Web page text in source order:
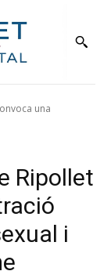
una
Ripollet
i